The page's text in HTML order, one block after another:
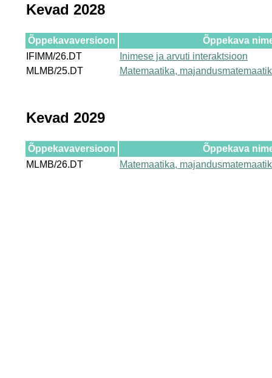
Kevad 2028
Õppekavaversioon
Õppekava
IFIMM/26.DT
Inimese ja arvuti interaktsioon
MLMB/25.DT
Matemaatika,
Kevad 2029
Õppekavaversioon
Õppekava
MLMB/26.DT
Matemaatika,